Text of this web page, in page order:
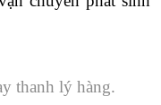
thanh lý hàng.